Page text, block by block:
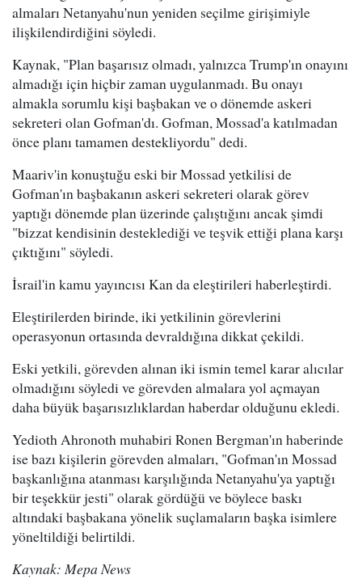
almaları Netanyahu'nun yeniden seçilme girişimiyle
ilişkilendirdiğini söyledi.
Kaynak, "Plan başarısız olmadı, yalnızca Trump'ın onayını
almadığı için hiçbir zaman uygulanmadı. Bu onayı
almakla sorumlu kişi başbakan ve o dönemde askeri
sekreteri olan Gofman'dı. Gofman, Mossad'a katılmadan
önce planı tamamen destekliyordu" dedi.
Maariv'in konuştuğu eski bir Mossad yetkilisi de
Gofman'ın başbakanın askeri sekreteri olarak görev
yaptığı dönemde plan üzerinde çalıştığını ancak şimdi
"bizzat kendisinin desteklediği ve teşvik ettiği plana karşı
çıktığını" söyledi.
İsrail'in kamu yayıncısı Kan da eleştirileri haberleştirdi.
Eleştirilerden birinde, iki yetkilinin görevlerini
operasyonun ortasında devraldığına dikkat çekildi.
Eski yetkili, görevden alınan iki ismin temel karar alıcılar
olmadığını söyledi ve görevden almalara yol açmayan
daha büyük başarısızlıklardan haberdar olduğunu ekledi.
Yedioth Ahronoth muhabiri Ronen Bergman'ın haberinde
ise bazı kişilerin görevden almaları, "Gofman'ın Mossad
başkanlığına atanması karşılığında Netanyahu'ya yaptığı
bir teşekkür jesti" olarak gördüğü ve böylece baskı
altındaki başbakana yönelik suçlamaların başka isimlere
yöneltildiği belirtildi.
Kaynak: Mepa News